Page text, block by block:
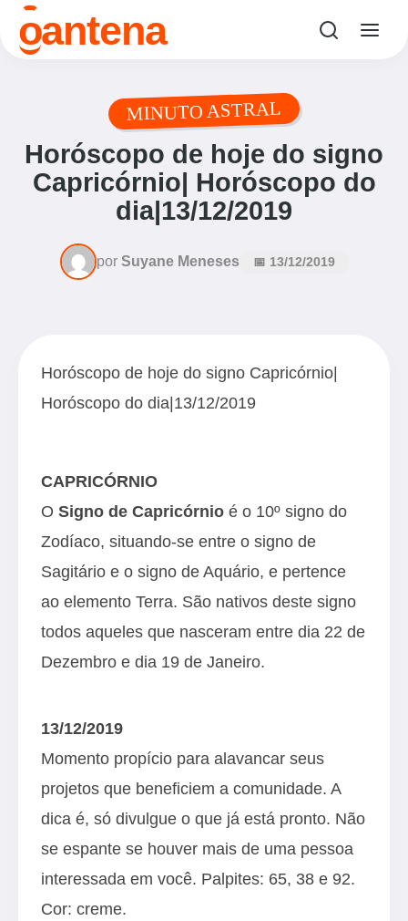
oantena
MINUTO ASTRAL
Horóscopo de hoje do signo
Capricórnio| Horóscopo do
dia|13/12/2019
por Suyane Meneses 📅 13/12/2019
Horóscopo de hoje do signo Capricórnio|
Horóscopo do dia|13/12/2019
CAPRICÓRNIO
O Signo de Capricórnio é o 10º signo do
Zodíaco, situando-se entre o signo de
Sagitário e o signo de Aquário, e pertence
ao elemento Terra. São nativos deste signo
todos aqueles que nasceram entre dia 22 de
Dezembro e dia 19 de Janeiro.
13/12/2019
Momento propício para alavancar seus
projetos que beneficiem a comunidade. A
dica é, só divulgue o que já está pronto. Não
se espante se houver mais de uma pessoa
interessada em você. Palpites: 65, 38 e 92.
Cor: creme.